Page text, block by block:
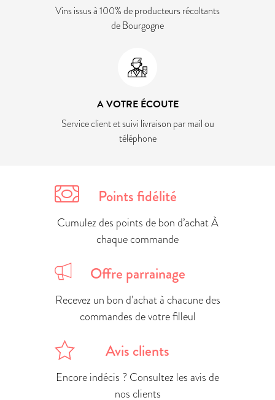
Vins issus à 100% de producteurs récoltants
de Bourgogne
A VOTRE ÉCOUTE
Service client et suivi livraison par mail ou
téléphone
Points fidélité
Cumulez des points de bon d’achat À
chaque commande
Offre parrainage
Recevez un bon d’achat à chacune des
commandes de votre filleul
Avis clients
Encore indécis ? Consultez les avis de
nos clients